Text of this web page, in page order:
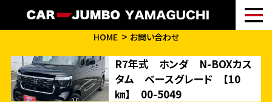
HOME お問い合わせ
R7年式 ホンダ N-BOXカス
タム ベースグレード 【10
㎞】 00-5049